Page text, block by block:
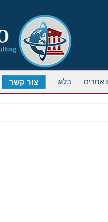
אחרים בלוג צור קשר